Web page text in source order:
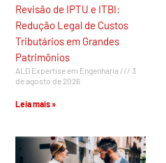
Revisão de IPTU e ITBI:
Redução Legal de Custos
Tributários em Grandes
Patrimônios
ALD Expertise em Engenharia
3
de agosto de 2026
Leia mais »